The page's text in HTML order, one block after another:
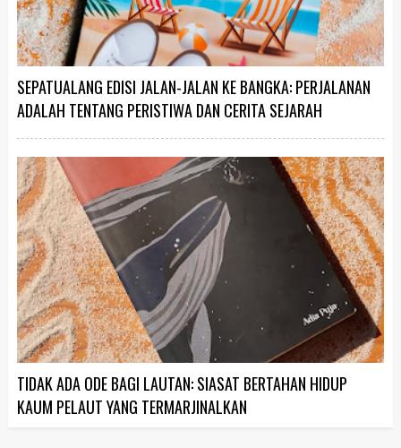
SEPATUALANG EDISI JALAN-JALAN KE BANGKA: PERJALANAN
ADALAH TENTANG PERISTIWA DAN CERITA SEJARAH
TIDAK ADA ODE BAGI LAUTAN: SIASAT BERTAHAN HIDUP
KAUM PELAUT YANG TERMARJINALKAN